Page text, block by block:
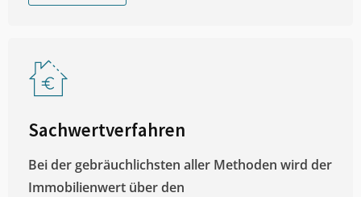
Sachwertverfahren
Bei der gebräuchlichsten aller Methoden wird der
Immobilienwert über den